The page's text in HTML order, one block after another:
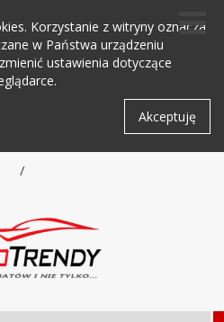
Korzystanie z witryny oznacza
w Państwa urządzeniu
ustawienia dotyczące
Akceptuję
/